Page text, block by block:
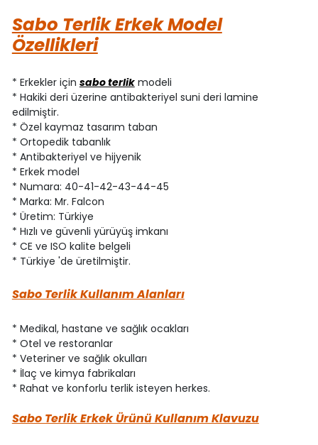
Sabo Terlik Erkek Model
Özellikleri
* Erkekler için sabo terlikmodeli
* Hakiki deri üzerine antibakteriyel suni deri lamine
edilmiştir.
* Özel kaymaz tasarım taban
* Ortopedik tabanlık
* Antibakteriyel ve hijyenik
* Erkek model
* Numara: 40-41-42-43-44-45
* Marka: Mr. Falcon
* Üretim: Türkiye
* Hızlı ve güvenli yürüyüş imkanı
* CE ve ISO kalite belgeli
* Türkiye 'de üretilmiştir.
Sabo Terlik Kullanım Alanları
* Medikal, hastane ve sağlık ocakları
* Otel ve restoranlar
* Veteriner ve sağlık okulları
* İlaç ve kimya fabrikaları
* Rahat ve konforlu terlik isteyen herkes.
Sabo Terlik Erkek Ürünü Kullanım Klavuzu